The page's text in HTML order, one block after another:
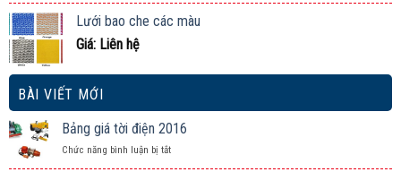
Lưới bao che các màu
Giá: Liên hệ
BÀI VIẾT MỚI
Bảng giá tời điện 2016
Chức năng bình luận bị tắtở